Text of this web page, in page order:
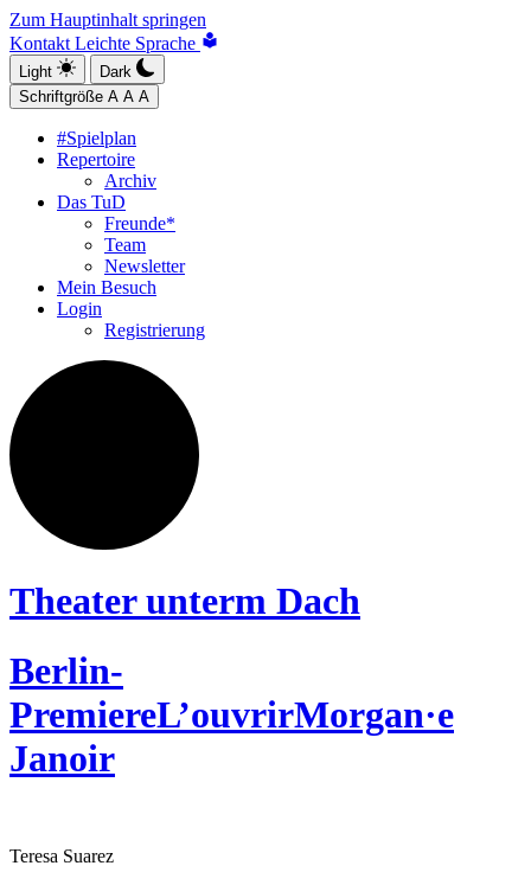
Zum Hauptinhalt springen
Kontakt Leichte Sprache
Light
Dark
Schriftgröße A A A
#Spielplan
Repertoire
Archiv
Das TuD
Freunde*
Team
Newsletter
Mein Besuch
Login
Registrierung
Theater unterm Dach
Berlin-
PremiereL’ouvrirMorgan·e
Janoir
Teresa Suarez